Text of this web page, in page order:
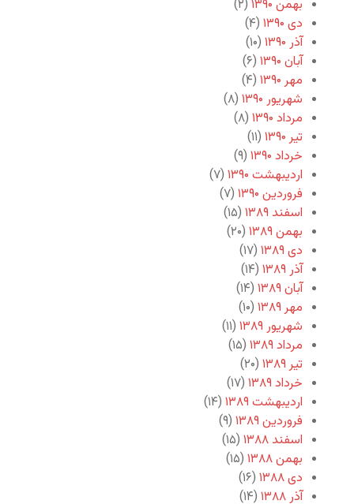
بهمن ۱۳۹۰
(۲)
دی ۱۳۹۰
(۴)
آذر ۱۳۹۰
(۱۰)
آبان ۱۳۹۰
(۶)
مهر ۱۳۹۰
(۴)
شهریور ۱۳۹۰
(۸)
مرداد ۱۳۹۰
(۸)
تیر ۱۳۹۰
(۱۱)
خرداد ۱۳۹۰
(۹)
اردیبهشت ۱۳۹۰
(۷)
فروردین ۱۳۹۰
(۷)
اسفند ۱۳۸۹
(۱۵)
بهمن ۱۳۸۹
(۲۰)
دی ۱۳۸۹
(۱۷)
آذر ۱۳۸۹
(۱۴)
آبان ۱۳۸۹
(۱۴)
مهر ۱۳۸۹
(۱۰)
شهریور ۱۳۸۹
(۱۱)
مرداد ۱۳۸۹
(۱۵)
تیر ۱۳۸۹
(۲۰)
خرداد ۱۳۸۹
(۱۷)
اردیبهشت ۱۳۸۹
(۱۴)
فروردین ۱۳۸۹
(۹)
اسفند ۱۳۸۸
(۱۵)
بهمن ۱۳۸۸
(۱۵)
دی ۱۳۸۸
(۱۶)
آذر ۱۳۸۸
(۱۴)